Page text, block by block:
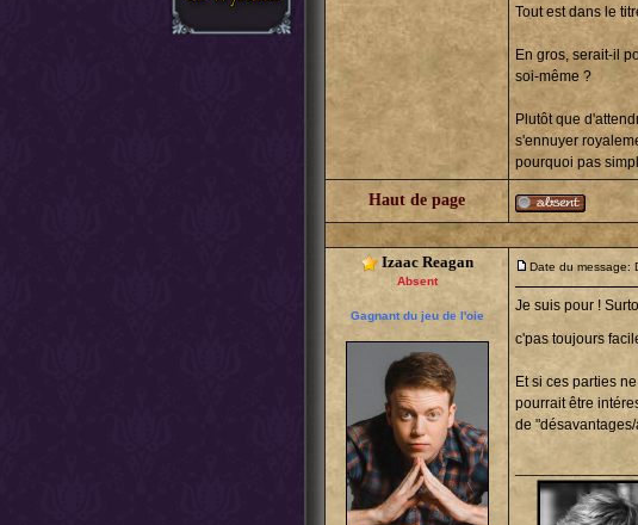
Tout est dans le
En gros, serait-il
soi-même ?
Plutôt que
s'ennuyer
pourquoi pas
Haut de page
Izaac Reagan
Absent
Gagnant du jeu de l'oie
Date du message:
Je suis pour !
c'pas toujours
Et si ces parties
pourrait être
de